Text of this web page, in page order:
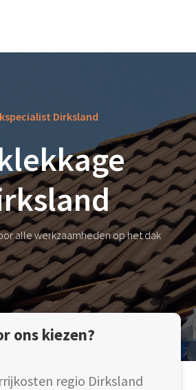
Dirksland
alle werkzaamheden op het dak
ons kiezen?
regio Dirksland